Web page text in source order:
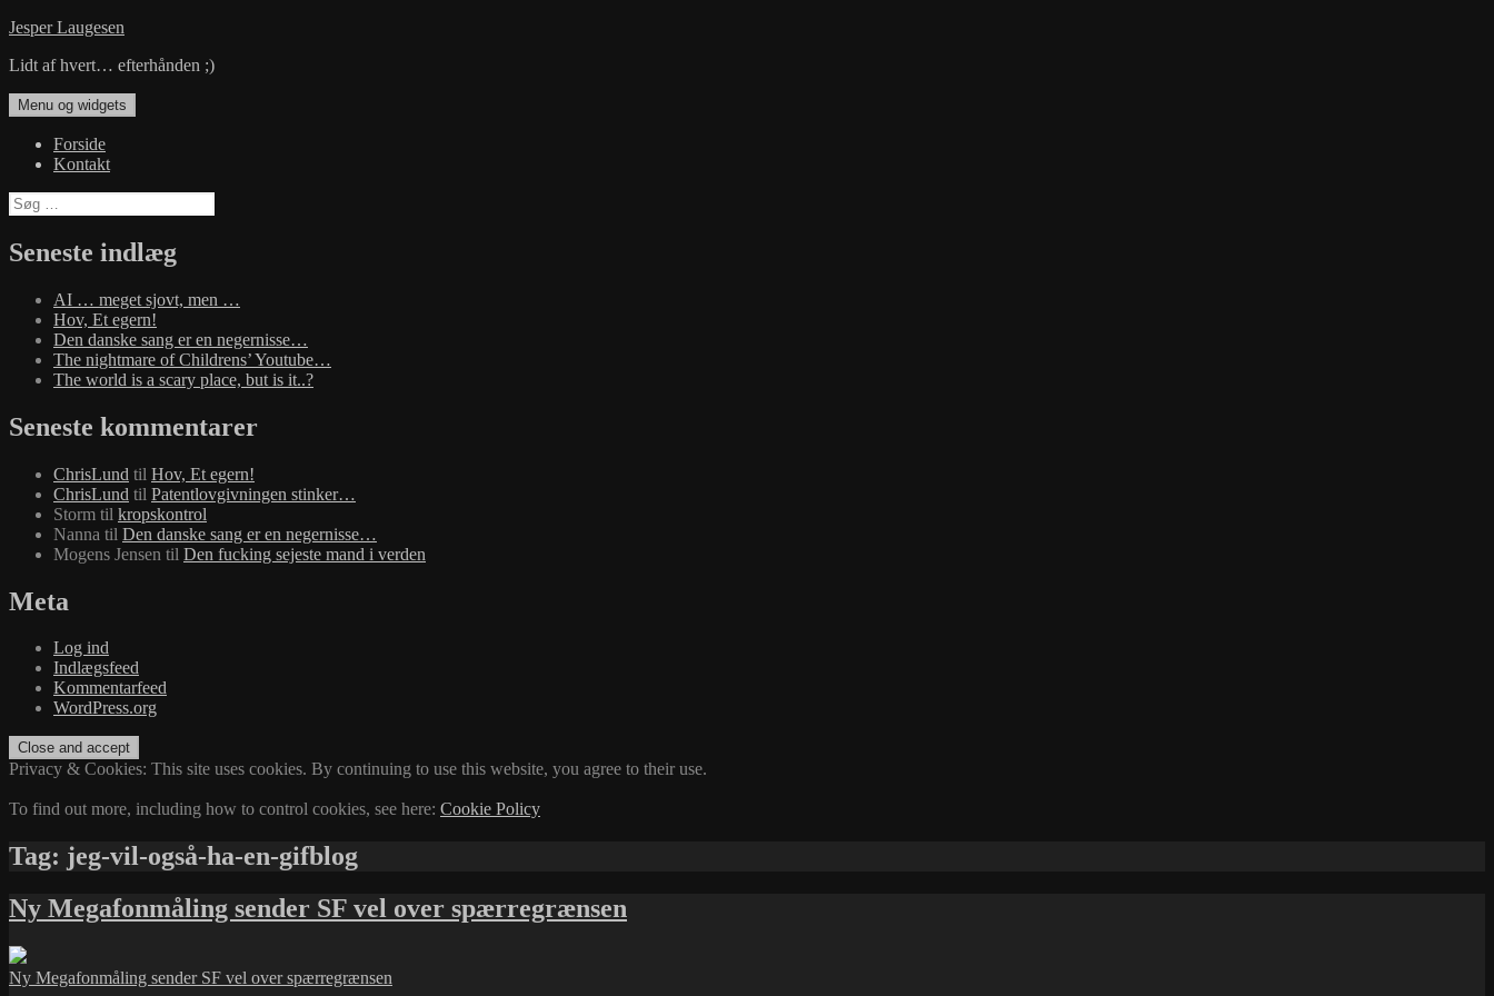
Hop
indhold
Jesper Laugesen
Lidt af hvert… efterhånden ;)
Menu og widgets
Forside
Kontakt
Søg
efter:
Seneste indlæg
AI … meget sjovt, men …
Hov, Et egern!
Den danske sang er en negernisse…
The nightmare of Childrens’ Youtube…
The world is a scary place, but is it..?
Seneste kommentarer
ChrisLund til Hov, Et egern!
ChrisLund til Patentlovgivningen stinker…
Storm til kropskontrol
Nanna til Den danske sang er en negernisse…
Mogens Jensen til Den fucking sejeste mand i verden
Meta
Log ind
Indlægsfeed
Kommentarfeed
WordPress.org
Privacy & Cookies: This site uses cookies. By continuing to use this website, you agree to their use.
To find out more, including how to control cookies, see here: Cookie Policy
Tag: jeg-vil-også-ha-en-gifblog
Ny Megafonmåling sender SF vel over spærregrænsen
Ny Megafonmåling sender SF vel over spærregrænsen